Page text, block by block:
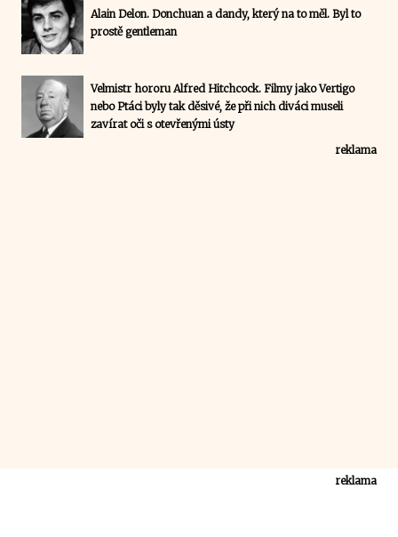
Alain Delon. Donchuan a dandy, který na to měl. Byl to
prostě gentleman
Velmistr hororu Alfred Hitchcock. Filmy jako Vertigo
nebo Ptáci byly tak děsivé, že při nich diváci museli
zavírat oči s otevřenými ústy
reklama
reklama